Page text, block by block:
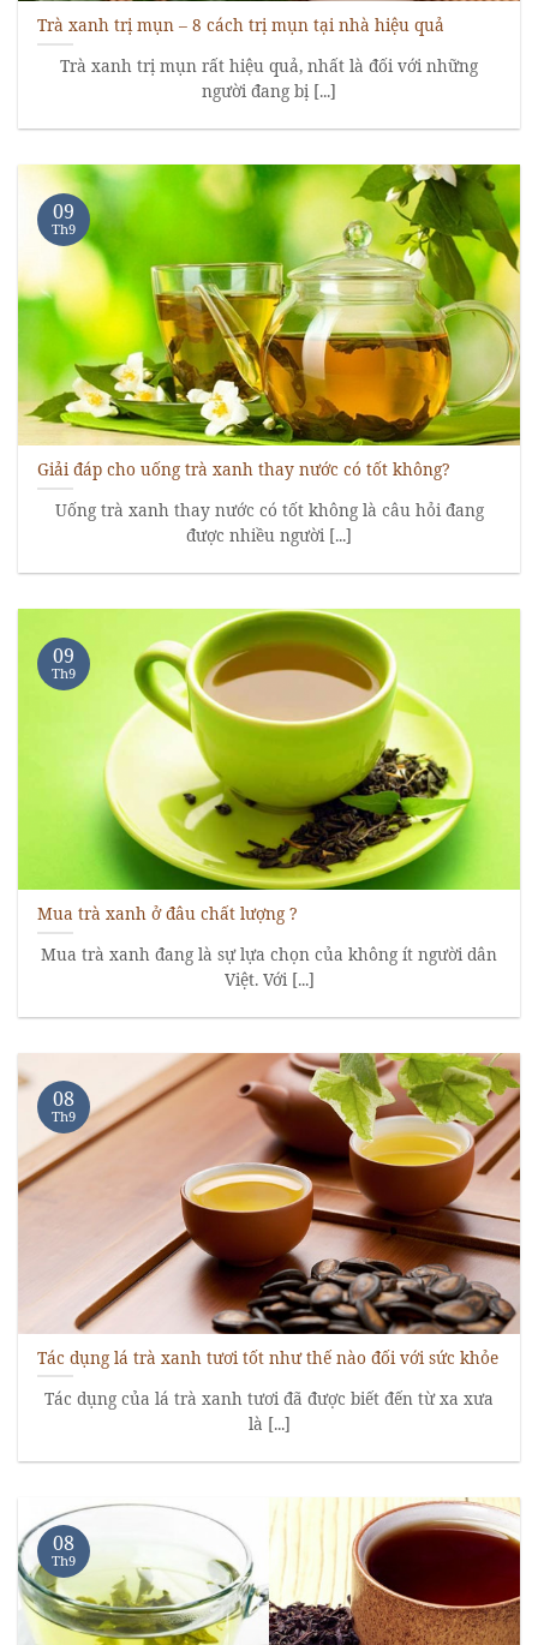
Trà xanh trị mụn – 8 cách trị mụn tại nhà hiệu quả
Trà xanh trị mụn rất hiệu quả, nhất là đối với những
người đang bị [...]
Giải đáp cho uống trà xanh thay nước có tốt không?
Uống trà xanh thay nước có tốt không là câu hỏi đang
được nhiều người [...]
09
Th9
Mua trà xanh ở đâu chất lượng ?
Mua trà xanh đang là sự lựa chọn của không ít người dân
Việt. Với [...]
09
Th9
Tác dụng lá trà xanh tươi tốt như thế nào đối với sức khỏe
Tác dụng của lá trà xanh tươi đã được biết đến từ xa xưa
là [...]
08
Th9
08
Th9